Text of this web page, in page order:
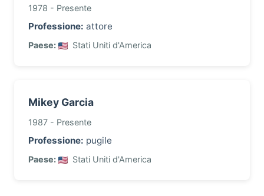
1978 - Presente
Professione: attore
Paese: Stati Uniti d'America
Mikey Garcia
1987 - Presente
Professione: pugile
Paese: Stati Uniti d'America